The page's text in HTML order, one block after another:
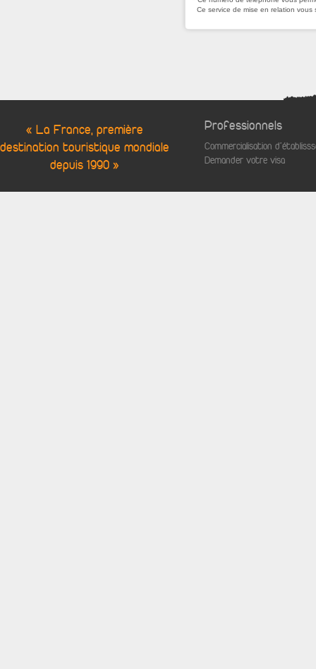
Ce service de mise en relation
« La France, première
destination touristique mondiale
depuis 1990 »
Professionnels
Commercialisation
Demander votre visa